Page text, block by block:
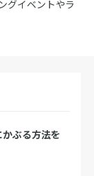
グイベントやラ
ぶる方法を